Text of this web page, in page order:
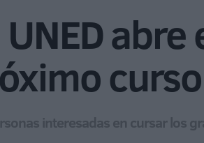
UNED
curso
interesadas en cursar los